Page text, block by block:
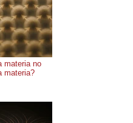
materia no
materia?